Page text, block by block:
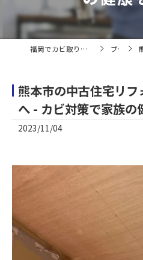
福岡でカビ取りならカビバスターズ福岡 ブログ
熊本市の中古住宅リ
へ - カビ対策で家族の
2023/11/04